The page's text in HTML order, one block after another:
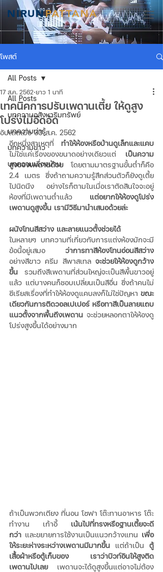
โพสต์
All Posts
บทความอสังหาริมทรัพย์
บทความน่ารู้
บทความข่าว
บทความเรื่องบ้าน
All Posts
เทคนิคการปรับเพดานเตี้ย ให้ดูสูง
โปร่งไม่อึดอัด
17 ส.ค. 2562 ยาว 1 นาที
อัปเดตเมื่อ30 ส.ค. 2562
อีกหนึ่งสาเหตุที่ ทำให้ห้องหรือบ้านดูเล็กและแคบ
ไม่ใช่แค่เรื่องของขนาดอย่างเดียวแต่ เป็นความ
สูงของเพดานด้วย โดยตามมาตรฐานขั้นต่ำก็คือ
2.4 เมตร ซึ่งถ้าถามความรู้สึกส่วนตัวก็ยังดูเตี้ย
ไปนิดนึง อย่างไรก็ตามในเมื่อเราตัดสินใจจะอยู่
ห้องที่มีเพดานต่ำแล้ว แต่อยากให้ห้องดูโปร่ง
เพดานดูสูงขึ้น เรามีวิธีมานำเสนอด้วยล่ะ
ผนังโทนสีสว่าง และลายแนวตั้งช่วยได้
ในหลายๆ บทความที่เกี่ยวกับการแต่งห้องมักจะมี
ข้อนี้อยู่เสมอ ว่าการทาสีห้องโทนอ่อนสีสว่าง
อย่างสีขาว ครีม สีพาสเทล จะช่วยให้ห้องดูกว้าง
ขึ้น รวมถึงสีเพดานที่ส่วนใหญ่จะเป็นสีพื้นขาวอยู่
แล้ว แต่บางคนก็ชอบเปลี่ยนเป็นสีอื่น ซึ่งถ้าคนไม่
ซีเรียสเรื่องที่ทำให้ห้องดูแคบลงก็ไม่ใช่ปัญหา ขณะ
เดียวกันการติดวอลเปเปอร์ หรือทาสีเป็นลายแถบ
แนวตั้งจากพื้นถึงเพดาน จะช่วยหลอกตาให้ห้องดู
โปร่งสูงขึ้นได้อย่างมาก
ถ้าเป็นพวกเตียง ที่นอน โซฟา โต๊ะทานอาหาร โต๊ะ
ทำงาน เก้าอี้ เน้นไปที่ทรงหรือฐานเตี้ยจะดี
กว่า และขยายการใช้งานเป็นแนวกว้างแทน เพื่อ
ให้ระยะห่างระหว่างเพดานมีมากขึ้น แต่ถ้าเป็น ตู้
เสื้อผ้าหรือตู้เก็บของ เราว่าบิวท์อินให้สูงติด
เพดานไปเลย เพดานจะได้ดูสูงขึ้นแต่อาจไม่ต้อง